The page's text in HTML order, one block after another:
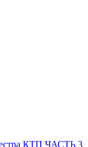
КТП ЧАСТЬ 3